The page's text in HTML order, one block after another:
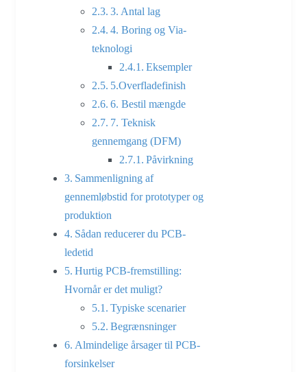
3. Antal lag
4. Boring og Via-
teknologi
Eksempler
5.Overfladefinish
6. Bestil mængde
7. Teknisk
gennemgang (DFM)
Påvirkning
Sammenligning af
gennemløbstid for prototyper og
produktion
Sådan reducerer du PCB-
ledetid
Hurtig PCB-fremstilling:
Hvornår er det muligt?
Typiske scenarier
Begrænsninger
Almindelige årsager til PCB-
forsinkelser